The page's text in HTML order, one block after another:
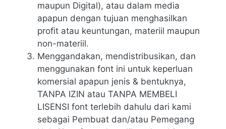
maupun Digital), atau dalam media
apapun dengan tujuan menghasilkan
profit atau keuntungan, materiil maupun
non-materiil.
Menggandakan, mendistribusikan, dan
menggunakan font ini untuk keperluan
komersial apapun jenis & bentuknya,
TANPA IZIN atau TANPA MEMBELI
LISENSI font terlebih dahulu dari kami
sebagai Pembuat dan/atau Pemegang